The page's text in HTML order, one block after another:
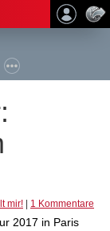
mir! 1 Kommentare
2017 in Paris